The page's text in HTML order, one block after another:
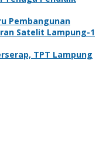
Pembangunan
Satelit Lampung-1
TPT Lampung